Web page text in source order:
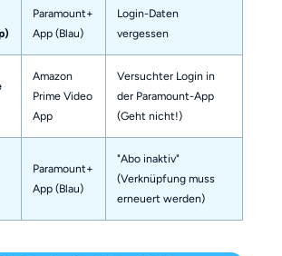
Paramount+
App (Blau)
Login-Daten
vergessen
Amazon
Prime Video
App
Versuchter Login in
der Paramount-App
(Geht nicht!)
Paramount+
App (Blau)
"Abo inaktiv"
(Verknüpfung muss
erneuert werden)